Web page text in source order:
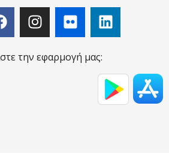
την εφαρμογή μας: